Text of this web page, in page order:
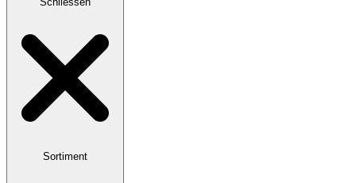
Sortiment